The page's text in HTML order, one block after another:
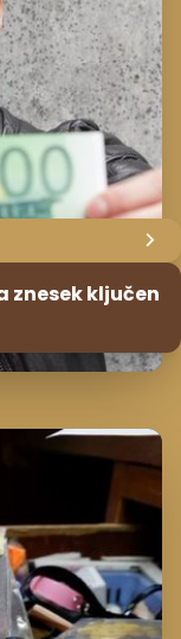
znesek ključen